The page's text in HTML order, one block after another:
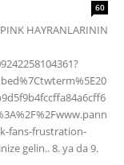
60
HAYRANLARININ
fans-frustration-
gelin.. 8. ya da 9.